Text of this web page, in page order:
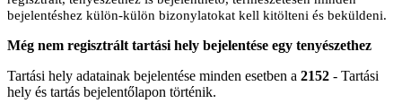
bejelentéshez külön-külön bizonylatokat kell kitölteni és beküldeni.
Még nem regisztrált tartási hely bejelentése egy tenyészethez
Tartási hely adatainak bejelentése minden esetben a 2152 - Tartási
hely és tartás bejelentőlapon történik.